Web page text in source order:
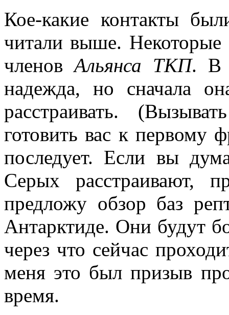
Кое-какие контакты
читали выше.
членовАльянса ТКП. В
надежда, но сначала
расстраивать.
готовить вас к первому
последует. Если вы
Серых расстраивают,
предложу обзор баз
Антарктиде. Они будут
через что сейчас
меня это был призыв
время.